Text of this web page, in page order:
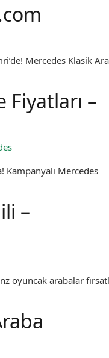
Mercedes Klasik
–
Mercedes
–
oyuncak arabalar